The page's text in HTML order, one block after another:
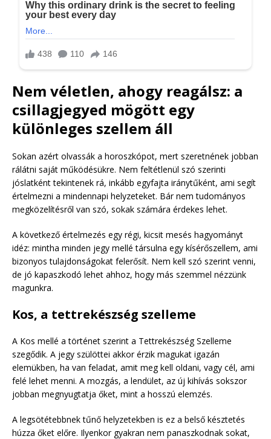
Nem véletlen, ahogy reagálsz: a
csillagjegyed mögött egy
különleges szellem áll
Sokan azért olvassák a horoszkópot, mert szeretnének jobban
rálátni saját működésükre. Nem feltétlenül szó szerinti
jóslatként tekintenek rá, inkább egyfajta iránytűként, ami segít
értelmezni a mindennapi helyzeteket. Bár nem tudományos
megközelítésről van szó, sokak számára érdekes lehet.
A következő értelmezés egy régi, kicsit mesés hagyományt
idéz: mintha minden jegy mellé társulna egy kísérőszellem, ami
bizonyos tulajdonságokat felerősít. Nem kell szó szerint venni,
de jó kapaszkodó lehet ahhoz, hogy más szemmel nézzünk
magunkra.
Kos, a tettrekészség szelleme
A Kos mellé a történet szerint a Tettrekészség Szelleme
szegődik. A jegy szülöttei akkor érzik magukat igazán
elemükben, ha van feladat, amit meg kell oldani, vagy cél, ami
felé lehet menni. A mozgás, a lendület, az új kihívás sokszor
jobban megnyugtatja őket, mint a hosszú elemzés.
A legsötétebbnek tűnő helyzetekben is ez a belső késztetés
húzza őket előre. Ilyenkor gyakran nem panaszkodnak sokat,